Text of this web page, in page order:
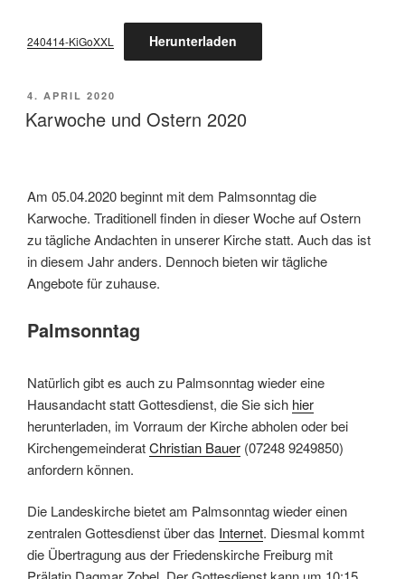
240414-KiGoXXL Herunterladen
VERÖFFENTLICHT
AM
4. APRIL 2020
Karwoche und Ostern 2020
Am 05.04.2020 beginnt mit dem Palmsonntag die
Karwoche. Traditionell finden in dieser Woche auf Ostern
zu tägliche Andachten in unserer Kirche statt. Auch das ist
in diesem Jahr anders. Dennoch bieten wir tägliche
Angebote für zuhause.
Palmsonntag
Natürlich gibt es auch zu Palmsonntag wieder eine
Hausandacht statt Gottesdienst, die Sie sich hier
herunterladen, im Vorraum der Kirche abholen oder bei
KirchengemeinderatChristian Bauer (07248 9249850)
anfordern können.
Die Landeskirche bietet am Palmsonntag wieder einen
zentralen Gottesdienst über das Internet. Diesmal kommt
die Übertragung aus der Friedenskirche Freiburg mit